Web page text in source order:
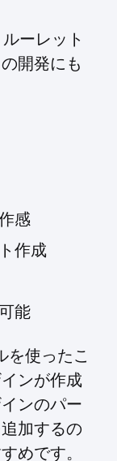
ーレット
開発にも
感
作成
能
を使ったこ
ンが作成
ンのパー
加するの
めです。